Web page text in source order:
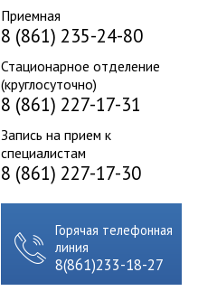
Приемная
8 (861) 235-24-80
Стационарное отделение
(круглосуточно)
8 (861) 227-17-31
Запись на прием к
специалистам
8 (861) 227-17-30
Горячая телефонная
линия
8(861)233-18-27